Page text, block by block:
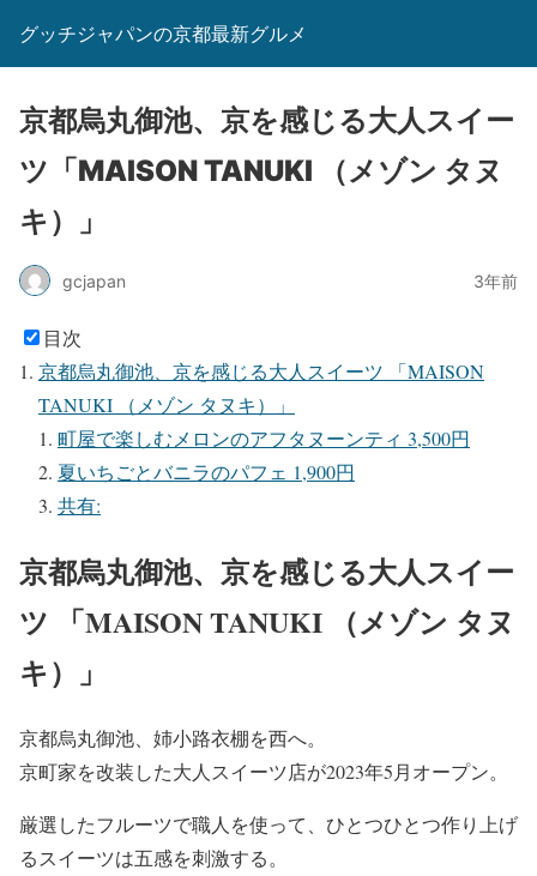
グッチジャパンの京都最新グルメ
京都烏丸御池、京を感じる大人スイー
ツ「MAISON TANUKI （メゾン タヌ
キ）」
gcjapan 3年前
目次
京都烏丸御池、京を感じる大人スイーツ 「MAISON
TANUKI （メゾン タヌキ）」
町屋で楽しむメロンのアフタヌーンティ 3,500円
夏いちごとバニラのパフェ 1,900円
共有:
京都烏丸御池、京を感じる大人スイー
ツ 「MAISON TANUKI （メゾン タヌ
キ）」
京都烏丸御池、姉小路衣棚を西へ。
京町家を改装した大人スイーツ店が2023年5月オープン。
厳選したフルーツで職人を使って、ひとつひとつ作り上げ
るスイーツは五感を刺激する。